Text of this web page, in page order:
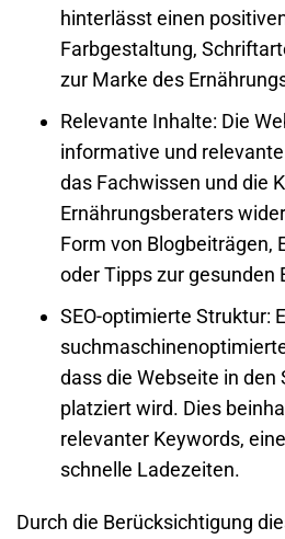
hinterlässt einen
Farbgestaltung,
zur Marke des
Relevante Inhalte: Die
informative und
das Fachwissen und die
Ernährungsberaters
Form von Blogbeiträgen,
oder Tipps zur gesunden
SEO-optimierte Struktur:
dass die Webseite in den
platziert wird. Dies
relevanter Keywords,
schnelle Ladezeiten.
Durch die Berücksichtigung